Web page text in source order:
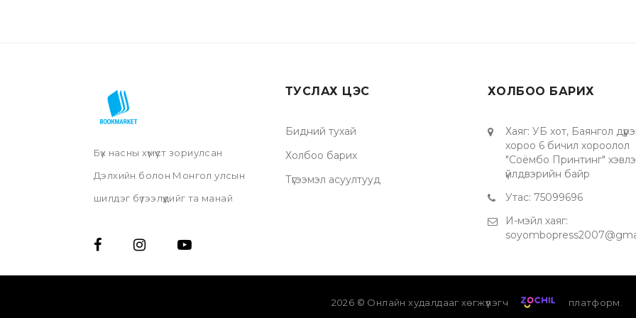
Бүх насны хүмүүст зориулсан
Дэлхийн болон Монгол улсын
шилдэг бүтээлүүдийг та манай
үзэх мөн хүссэн газраа хүргүүлэх
ТУСЛАХ ЦЭС
Бидний тухай
Холбоо барих
Түгээмэл асуултууд
ХОЛБОО БАРИХ
Хаяг: УБ хот, Баянгол
хороо 6 бичил хороолол
"Соёмбо Принтинг"
үйлдвэрийн байр
Утас: 75099696
И-мэйл хаяг:
2026 © Онлайн худалдааг хөгжүүлэгч платформ.